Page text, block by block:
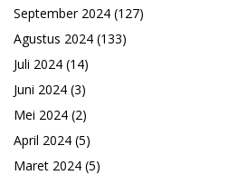
September 2024 (127)
Agustus 2024 (133)
Juli 2024 (14)
Juni 2024 (3)
Mei 2024 (2)
April 2024 (5)
Maret 2024 (5)